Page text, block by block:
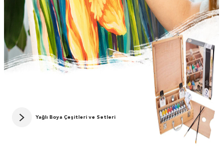
Yağlı Boya Çeşitleri ve Setleri